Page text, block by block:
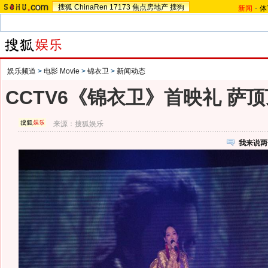
搜狐 ChinaRen 17173 焦点房地产 搜狗 新闻 -
娱乐频道 > 电影 Movie > 锦衣卫 > 新闻动态
CCTV6《锦衣卫》首映礼 萨
来源：搜狐娱乐
我来说